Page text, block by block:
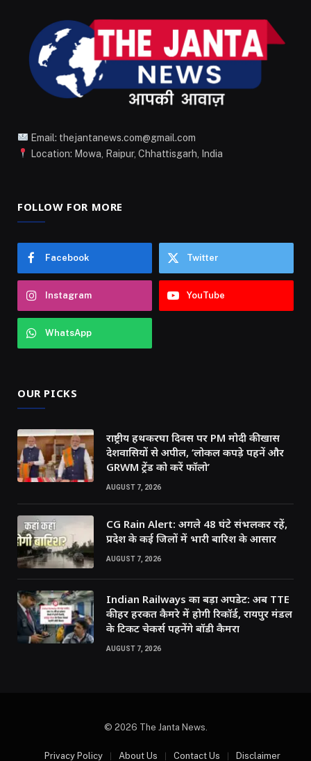
Email: thejantanews.com@gmail.com
Location: Mowa, Raipur, Chhattisgarh, India
FOLLOW FOR MORE
Facebook Twitter
Instagram YouTube
WhatsApp
OUR PICKS
राष्ट्रीय हथकरघा दिवस पर PM मोदी की खास
देशवासियों से अपील, ‘लोकल कपड़े पहनें और
GRWM ट्रेंड को करें फॉलो’
AUGUST 7, 2026
CG Rain Alert: अगले 48 घंटे संभलकर रहें,
प्रदेश के कई जिलों में भारी बारिश के आसार
AUGUST 7, 2026
Indian Railways का बड़ा अपडेट: अब TTE
की हर हरकत कैमरे में होगी रिकॉर्ड, रायपुर मंडल
के टिकट चेकर्स पहनेंगे बॉडी कैमरा
AUGUST 7, 2026
© 2026 The Janta News.
Privacy Policy About Us Contact Us Disclaimer